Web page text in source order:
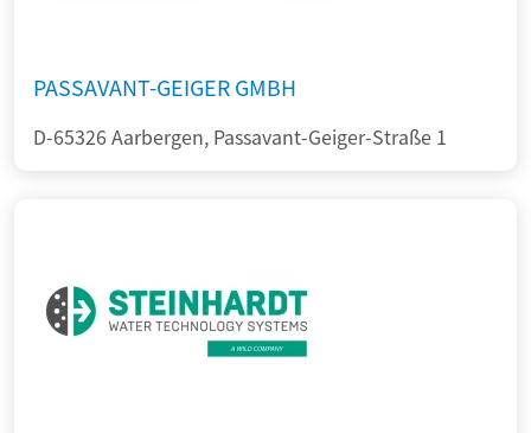
PASSAVANT-GEIGER GMBH
D-65326 Aarbergen, Passavant-Geiger-Straße 1